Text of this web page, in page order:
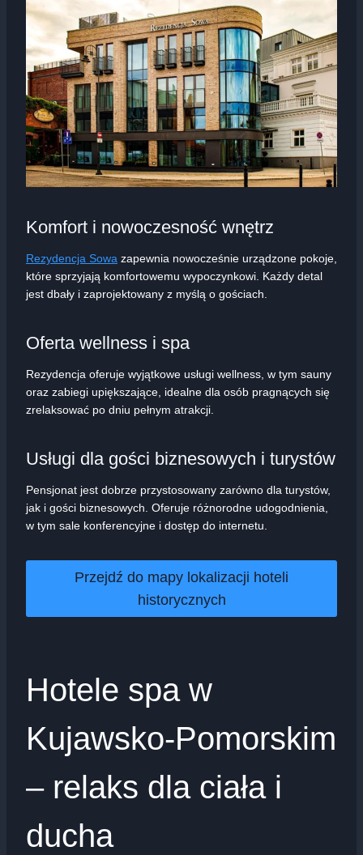
Komfort i nowoczesność wnętrz
Rezydencja Sowa zapewnia nowocześnie urządzone pokoje,
które sprzyjają komfortowemu wypoczynkowi. Każdy detal
jest dbały i zaprojektowany z myślą o gościach.
Oferta wellness i spa
Rezydencja oferuje wyjątkowe usługi wellness, w tym sauny
oraz zabiegi upiększające, idealne dla osób pragnących się
zrelaksować po dniu pełnym atrakcji.
Usługi dla gości biznesowych i turystów
Pensjonat jest dobrze przystosowany zarówno dla turystów,
jak i gości biznesowych. Oferuje różnorodne udogodnienia,
w tym sale konferencyjne i dostęp do internetu.
Przejdź do mapy lokalizacji hoteli
historycznych
Hotele spa w
Kujawsko-Pomorskim
– relaks dla ciała i
ducha